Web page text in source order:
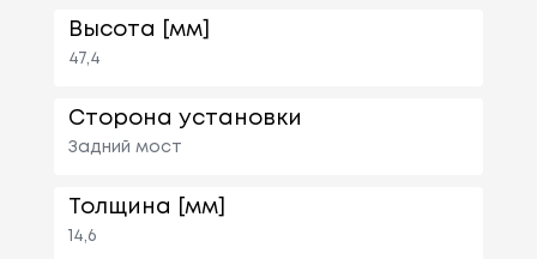
Высота [мм]
47,4
Сторона установки
Задний мост
Толщина [мм]
14,6